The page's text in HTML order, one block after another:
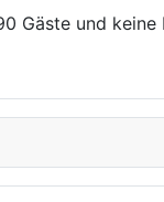
Gäste und keine